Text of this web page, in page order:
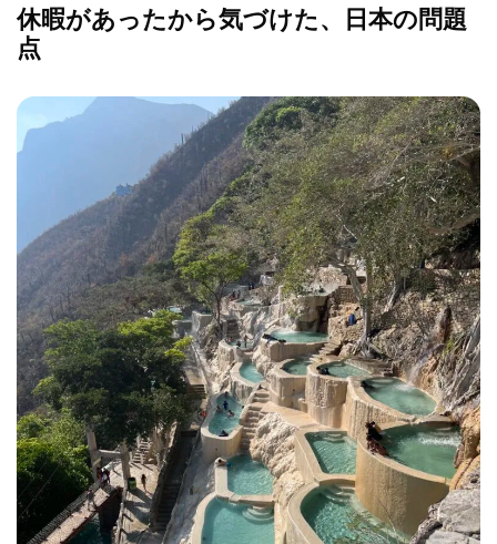
休暇があったから気づけた、日本の問題
点